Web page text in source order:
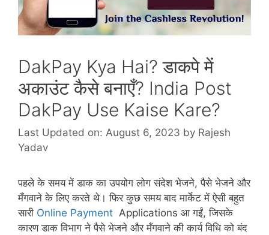
DakPay Kya Hai? डाकपे में
अकाउंट कैसे बनाएँ? India Post
DakPay Use Kaise Kare?
Last Updated on: August 6, 2023 by Rajesh
Yadav
पहले के समय में डाक का उपयोग लोग संदेश भेजने, पैसे भेजने और
मँगवाने के लिए करते थे। फिर कुछ समय बाद मार्केट में ऐसी बहुत
सारी Online Payment Applications आ गईं, जिसके
कारण डाक विभाग ने पैसे भेजने और मँगवाने की कार्य विधि को बंद